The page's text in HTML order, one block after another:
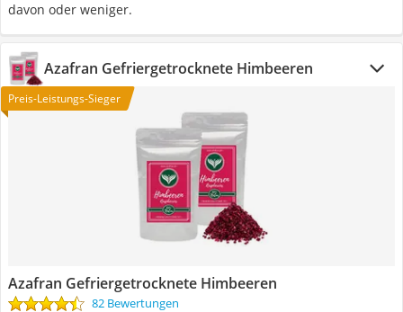
davon oder weniger.
Azafran Gefriergetrocknete Himbeeren
Preis-Leistungs-Sieger
Azafran Gefriergetrocknete Himbeeren
82 Bewertungen